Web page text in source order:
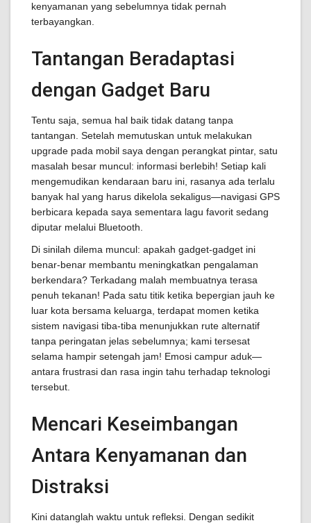
kenyamanan yang sebelumnya tidak pernah
terbayangkan.
Tantangan Beradaptasi
dengan Gadget Baru
Tentu saja, semua hal baik tidak datang tanpa
tantangan. Setelah memutuskan untuk melakukan
upgrade pada mobil saya dengan perangkat pintar, satu
masalah besar muncul: informasi berlebih! Setiap kali
mengemudikan kendaraan baru ini, rasanya ada terlalu
banyak hal yang harus dikelola sekaligus—navigasi GPS
berbicara kepada saya sementara lagu favorit sedang
diputar melalui Bluetooth.
Di sinilah dilema muncul: apakah gadget-gadget ini
benar-benar membantu meningkatkan pengalaman
berkendara? Terkadang malah membuatnya terasa
penuh tekanan! Pada satu titik ketika bepergian jauh ke
luar kota bersama keluarga, terdapat momen ketika
sistem navigasi tiba-tiba menunjukkan rute alternatif
tanpa peringatan jelas sebelumnya; kami tersesat
selama hampir setengah jam! Emosi campur aduk—
antara frustrasi dan rasa ingin tahu terhadap teknologi
tersebut.
Mencari Keseimbangan
Antara Kenyamanan dan
Distraksi
Kini datanglah waktu untuk refleksi. Dengan sedikit